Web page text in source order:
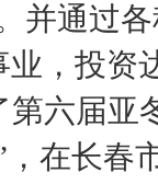
并通过
业，投资
六届亚
在长春